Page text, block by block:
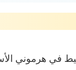
في هرموني